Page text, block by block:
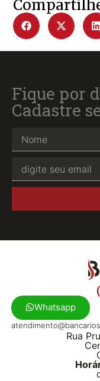
Fique por
Cadastre
Whatsapp
Rua